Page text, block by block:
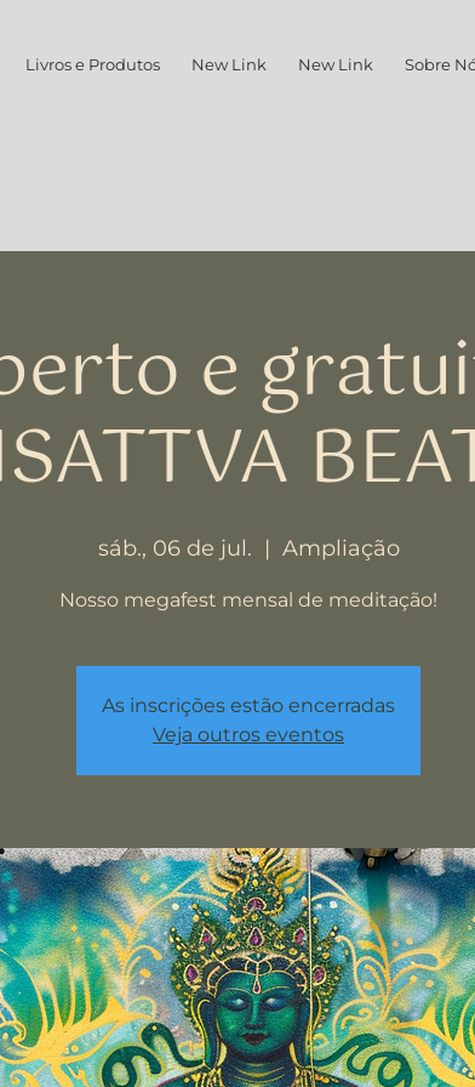
Livros e Produtos New Link New Link Sobre
e
sáb., 06 de jul.
  |
Ampliação
Nosso megafest mensal de meditação!
As inscrições estão encerradas
Veja outros eventos